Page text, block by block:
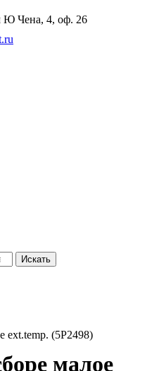
Ю Чена, 4, оф. 26
Искать
ext.temp. (5P2498)
малое